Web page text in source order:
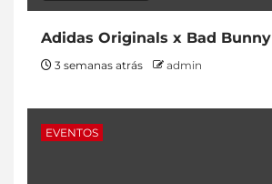
Adidas Originals x Bad Bunny
3 semanas atrás admin
EVENTOS